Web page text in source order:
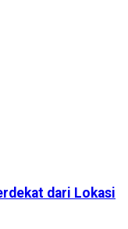
dari Lokasi